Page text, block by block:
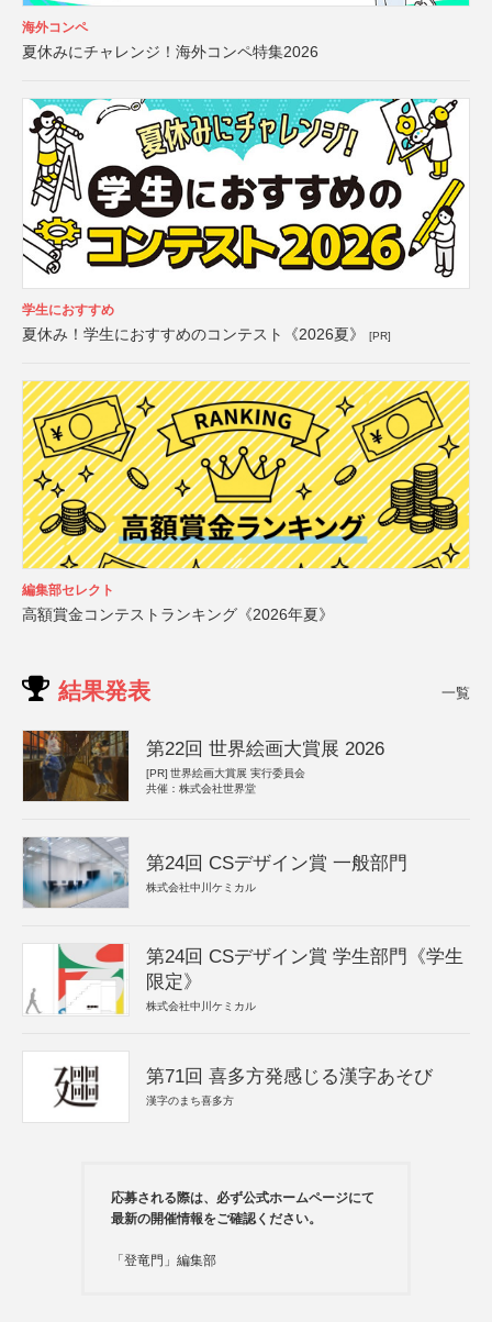
海外コンペ
夏休みにチャレンジ！海外コンペ特集2026
学生におすすめ
夏休み！学生におすすめのコンテスト《2026夏》 [PR]
編集部セレクト
高額賞金コンテストランキング《2026年夏》
結果発表 一覧
第22回 世界絵画大賞展 2026
[PR] 世界絵画大賞展 実行委員会
共催：株式会社世界堂
第24回 CSデザイン賞 一般部門
株式会社中川ケミカル
第24回 CSデザイン賞 学生部門《学生
限定》
株式会社中川ケミカル
第71回 喜多方発感じる漢字あそび
漢字のまち喜多方
応募される際は、必ず公式ホームページにて
最新の開催情報をご確認ください。
「登竜門」編集部